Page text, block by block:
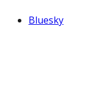
Bluesky